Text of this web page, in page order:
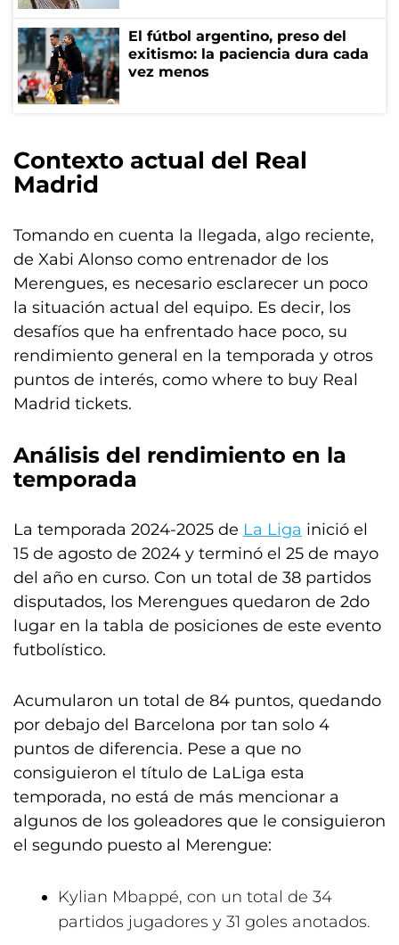
El fútbol argentino, preso del
exitismo: la paciencia dura cada
vez menos
Contexto actual del Real
Madrid
Tomando en cuenta la llegada, algo reciente,
de Xabi Alonso como entrenador de los
Merengues, es necesario esclarecer un poco
la situación actual del equipo. Es decir, los
desafíos que ha enfrentado hace poco, su
rendimiento general en la temporada y otros
puntos de interés, como where to buy Real
Madrid tickets.
Análisis del rendimiento en la
temporada
La temporada 2024-2025 de La Liga inició el
15 de agosto de 2024 y terminó el 25 de mayo
del año en curso. Con un total de 38 partidos
disputados, los Merengues quedaron de 2do
lugar en la tabla de posiciones de este evento
futbolístico.
Acumularon un total de 84 puntos, quedando
por debajo del Barcelona por tan solo 4
puntos de diferencia. Pese a que no
consiguieron el título de LaLiga esta
temporada, no está de más mencionar a
algunos de los goleadores que le consiguieron
el segundo puesto al Merengue:
Kylian Mbappé, con un total de 34
partidos jugadores y 31 goles anotados.